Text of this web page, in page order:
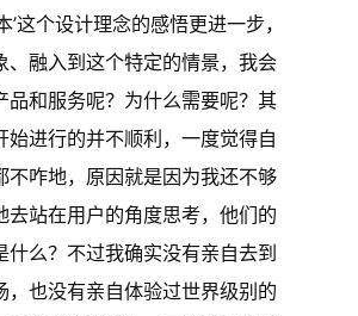
’这个设计理念的感悟更进一步，
、融入到这个特定的情景，我会
品和服务呢？为什么需要呢？其
始进行的并不顺利，一度觉得自
不咋地，原因就是因为我还不够
去站在用户的角度思考，他们的
什么？不过我确实没有亲自去到
，也没有亲自体验过世界级别的